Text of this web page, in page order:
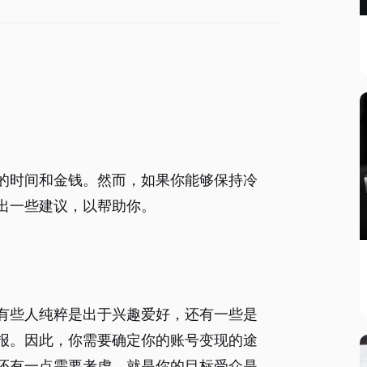
时间和金钱。然而，如果你能够保持冷
些建议，以帮助你。
些人纯粹是出于兴趣爱好，还有一些是
。因此，你需要确定你的账号变现的途